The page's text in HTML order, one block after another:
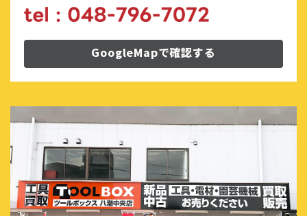
GoogleMapで確認する